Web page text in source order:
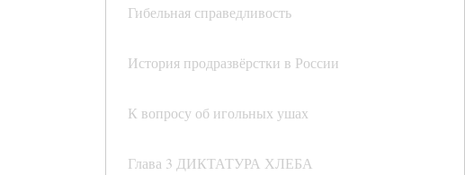
Гибельная справедливость
История продразвёрстки в России
К вопросу об игольных ушах
Глава 3 ДИКТАТУРА ХЛЕБА